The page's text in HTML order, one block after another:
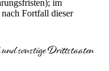
im
Fortfall dieser
sonstige Drittstaaten